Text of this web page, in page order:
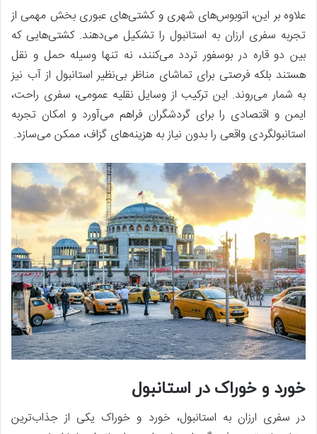
علاوه بر این، اتوبوس‌های شهری و کشتی‌های عبوری بخش مهمی از
تجربه سفری ارزان به استانبول را تشکیل می‌دهند. کشتی‌هایی که
بین دو قاره در بوسفور تردد می‌کنند، نه تنها وسیله حمل و نقل
هستند بلکه فرصتی برای تماشای مناظر بی‌نظیر استانبول از آب نیز
به شمار می‌روند. این ترکیب از وسایل نقلیه عمومی، سفری راحت،
ایمن و اقتصادی را برای گردشگران فراهم می‌آورد و امکان تجربه
استانبول­گردی واقعی را بدون نیاز به هزینه‌های گزاف، ممکن می‌سازد.
خورد و خوراک در استانبول
در سفری ارزان به استانبول، خورد و خوراک یکی از جذاب‌ترین